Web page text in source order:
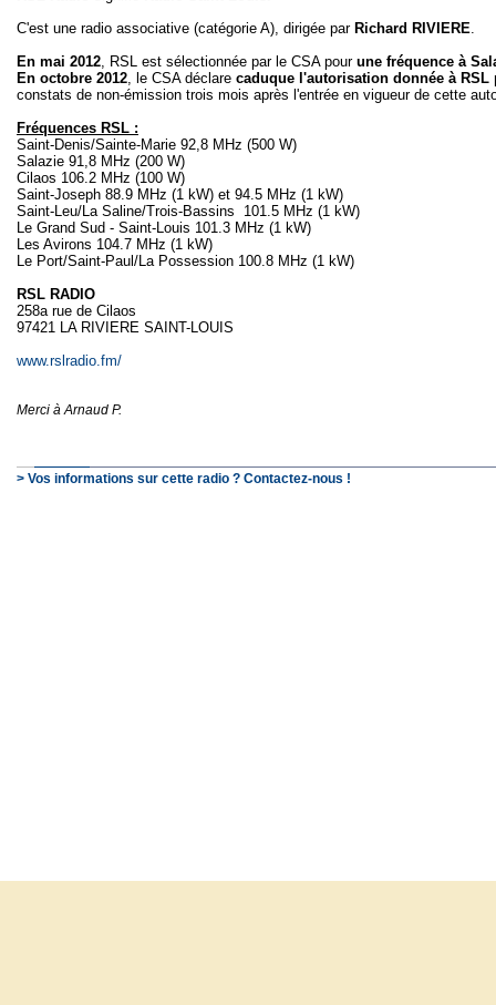
C'est une radio associative (catégorie A), dirigée par Richard RIVIERE.
En mai 2012, RSL est sélectionnée par le CSA pour une fréquence à
En octobre 2012, le CSA déclare caduque l'autorisation donnée à
constats de non-émission trois mois après l'entrée en vigueur de cette
Fréquences RSL :
Saint-Denis/Sainte-Marie 92,8 MHz (500 W)
Salazie 91,8 MHz (200 W)
Cilaos 106.2 MHz (100 W)
Saint-Joseph 88.9 MHz (1 kW) et 94.5 MHz (1 kW)
Saint-Leu/La Saline/Trois-Bassins 101.5 MHz (1 kW)
Le Grand Sud - Saint-Louis 101.3 MHz (1 kW)
Les Avirons 104.7 MHz (1 kW)
Le Port/Saint-Paul/La Possession 100.8 MHz (1 kW)
RSL RADIO
258a rue de Cilaos
97421 LA RIVIERE SAINT-LOUIS
www.rslradio.fm/
Merci à Arnaud P.
> Vos informations sur cette radio ? Contactez-nous !